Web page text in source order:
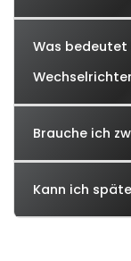
Was bedeutet
Brauche ich
Kann ich